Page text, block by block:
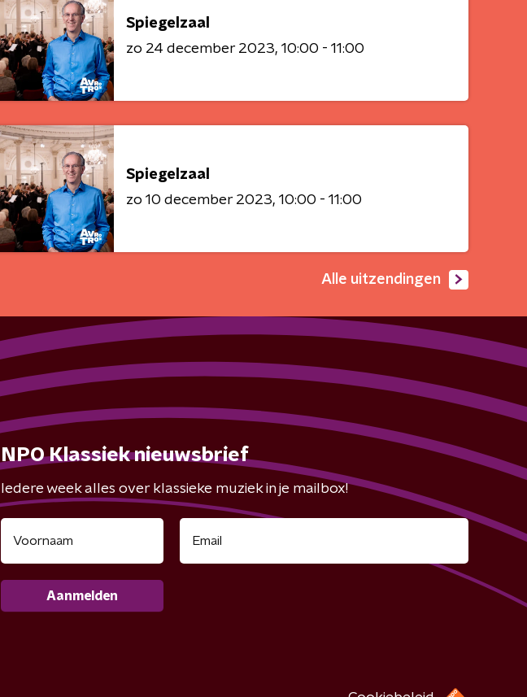
Spiegelzaal
zo 24 december 2023 10:00 - 11:00
Spiegelzaal
zo 10 december 2023 10:00 - 11:00
Alle uitzendingen
NPO Klassiek nieuwsbrief
Iedere week alles over klassieke muziek in je mailbox!
Aanmelden